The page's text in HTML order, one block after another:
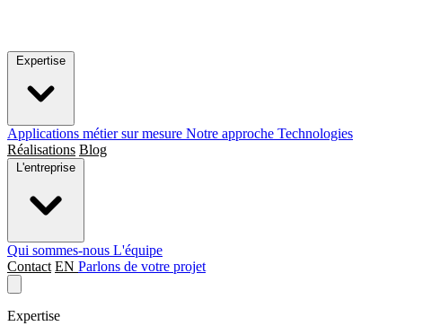
Applications métier sur mesure Notre approche Technologies
Réalisations Blog
Qui sommes-nous L'équipe
Contact EN Parlons de votre projet
Expertise